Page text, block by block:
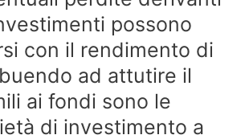
possono
con il rendimento di
ad attutire il
ai fondi sono le
di investimento a